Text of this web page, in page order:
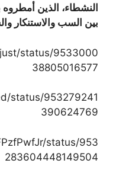
النشطاء، الذين
بين السب والاستنكار
status/9533000
38805016577
status/953279241
390624769
status/953
283604448149504